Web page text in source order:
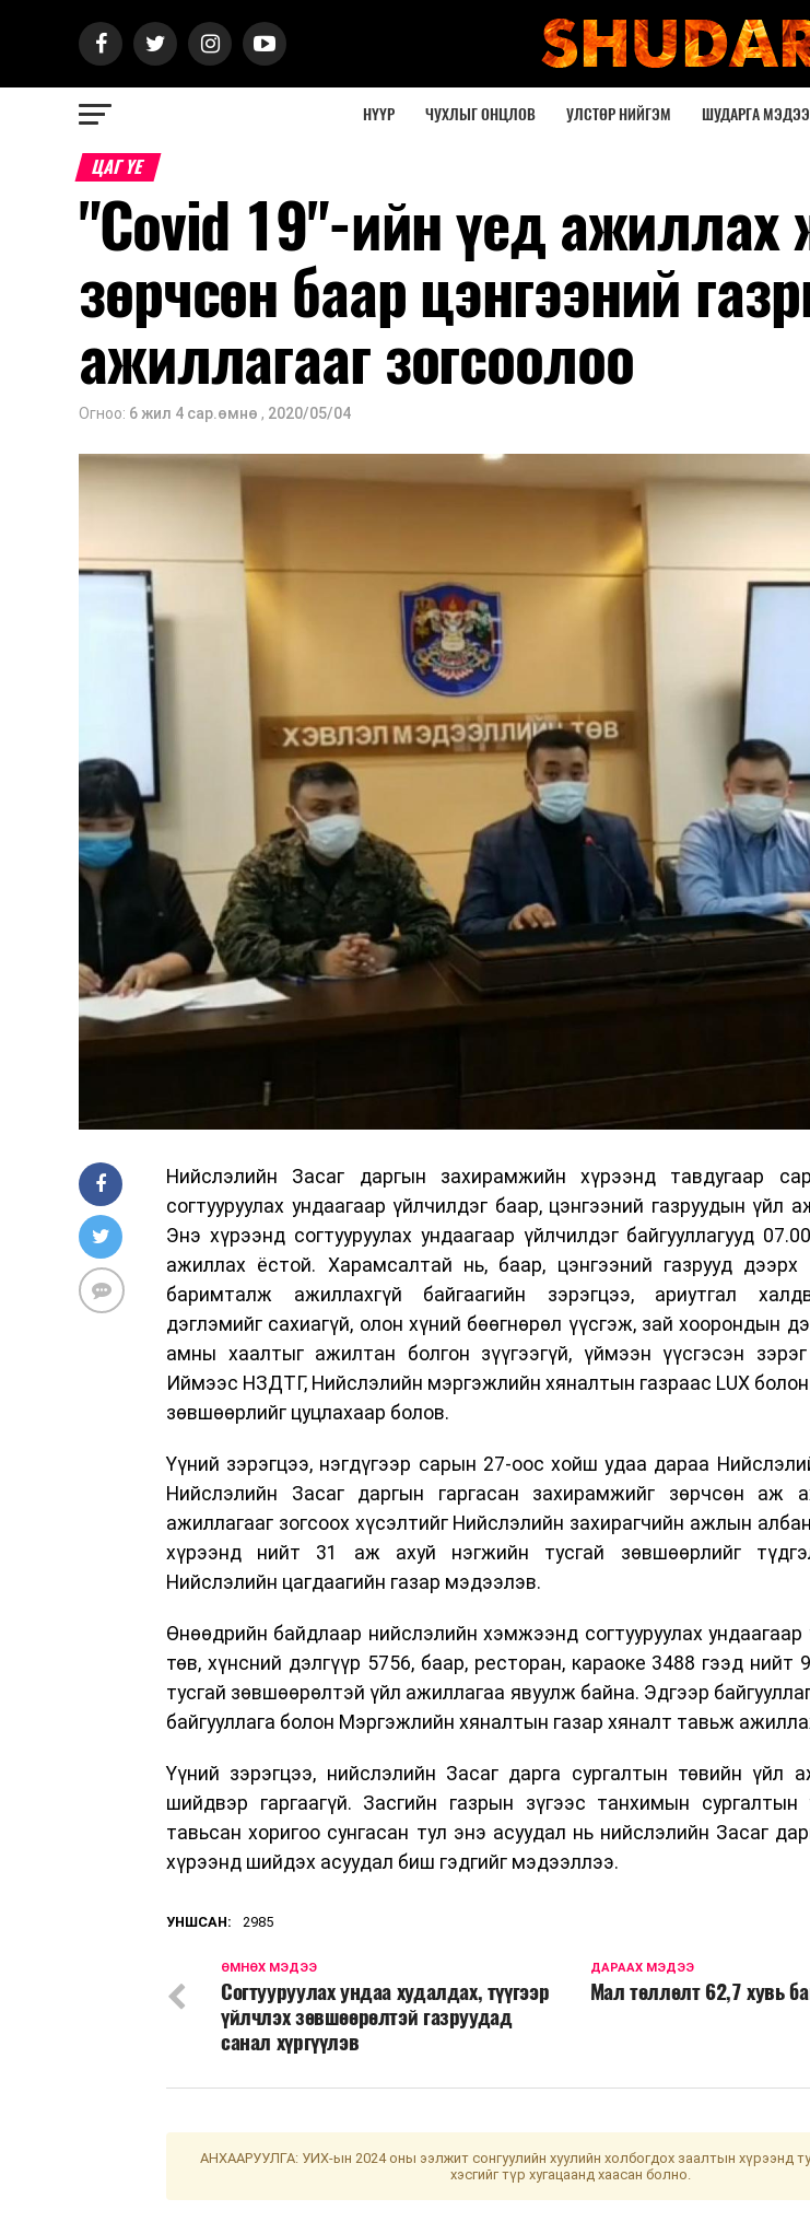
НҮҮР ЧУХЛЫГ ОНЦЛОВ УЛСТӨР НИЙГЭМ ШУДАРГА МЭДЭЭ
ЦАГ ҮЕ
"Сovid 19"-ийн үед ажиллах
зөрчсөн баар цэнгээний
ажиллагааг зогсоолоо
Огноо: 6 жил 4 сар.өмнө , 2020/05/04
Нийслэлийн Засаг даргын захирамжийн хүрээнд тавдугаар
согтууруулах ундаагаар үйлчилдэг баар, цэнгээний газруудын үйл
Энэ хүрээнд согтууруулах ундаагаар үйлчилдэг байгууллагууд
ажиллах ёстой. Харамсалтай нь, баар, цэнгээний газрууд дээрх
баримталж ажиллахгүй байгаагийн зэрэгцээ, ариутгал
дэглэмийг сахиагүй, олон хүний бөөгнөрөл үүсгэж, зай хоорондын
амны хаалтыг ажилтан болгон зүүгээгүй, үймээн үүсгэсэн
Иймээс НЗДТГ, Нийслэлийн мэргэжлийн хяналтын газраас LUX болон
зөвшөөрлийг цуцлахаар болов.
Үүний зэрэгцээ, нэгдүгээр сарын 27-оос хойш удаа дараа
Нийслэлийн Засаг даргын гаргасан захирамжийг зөрчсөн аж
ажиллагааг зогсоох хүсэлтийг Нийслэлийн захирагчийн ажлын
хүрээнд нийт 31 аж ахуй нэгжийн тусгай зөвшөөрлийг
Нийслэлийн цагдаагийн газар мэдээлэв.
Өнөөдрийн байдлаар нийслэлийн хэмжээнд согтууруулах ундаагаар
төв, хүнсний дэлгүүр 5756, баар, ресторан, караоке 3488 гээд нийт
тусгай зөвшөөрөлтэй үйл ажиллагаа явуулж байна. Эдгээр
байгууллага болон Мэргэжлийн хяналтын газар хяналт тавьж
Үүний зэрэгцээ, нийслэлийн Засаг дарга сургалтын төвийн үйл
шийдвэр гаргаагүй. Засгийн газрын зүгээс танхимын
тавьсан хоригоо сунгасан тул энэ асуудал нь нийслэлийн Засаг
хүрээнд шийдэх асуудал биш гэдгийг мэдээллээ.
УНШСАН: 2985
ДАРААХ МЭДЭЭ
Мал төллөлт 62,7 хувь
ӨМНӨХ МЭДЭЭ
Согтууруулах ундаа худалдах, түүгээр
үйлчлэх зөвшөөрөлтэй газруудад
санал хүргүүлэв
АНХААРУУЛГА: УИХ-ын 2024 оны ээлжит сонгуулийн хуулийн холбогдох заалтын хүрээнд
хэсгийг түр хугацаанд хаасан болно.